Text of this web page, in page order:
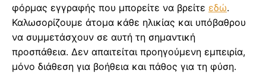
φόρμας εγγραφής που μπορείτε να βρείτε εδώ.
Καλωσορίζουμε άτομα κάθε ηλικίας και υπόβαθρου
να συμμετάσχουν σε αυτή τη σημαντική
προσπάθεια. Δεν απαιτείται προηγούμενη εμπειρία,
μόνο διάθεση για βοήθεια και πάθος για τη φύση.